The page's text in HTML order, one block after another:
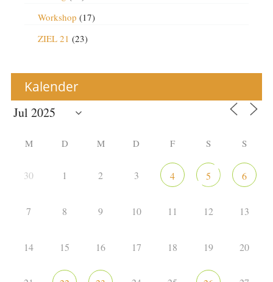
Workshop (17)
ZIEL 21 (23)
Kalender
M D M D F S S
30 1 2 3 4 5 6
7 8 9 10 11 12 13
14 15 16 17 18 19 20